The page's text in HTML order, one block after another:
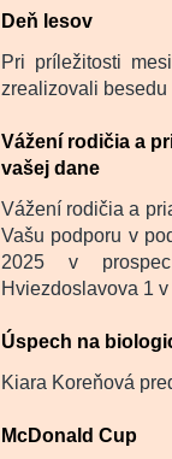
Deň lesov
Pri príležitosti
zrealizovali
Vážení rodičia a
vašej dane
Vážení rodičia a
Vašu podporu v
2025 v
Hviezdoslavova 1
Úspech na
Kiara Koreňová
McDonald Cup